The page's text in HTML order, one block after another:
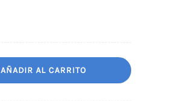
AÑADIR AL CARRITO